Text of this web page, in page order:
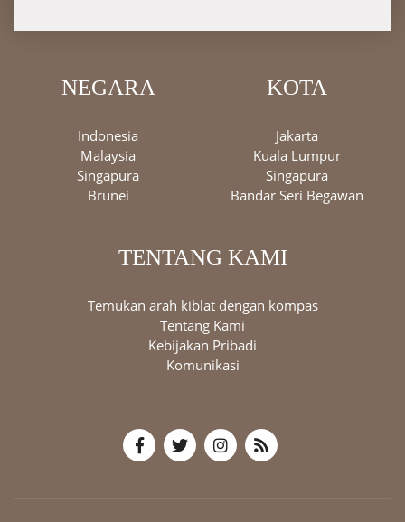
NEGARA
Indonesia
Malaysia
Singapura
Brunei
KOTA
Jakarta
Kuala Lumpur
Singapura
Bandar Seri Begawan
TENTANG KAMI
Temukan arah kiblat dengan kompas
Tentang Kami
Kebijakan Pribadi
Komunikasi